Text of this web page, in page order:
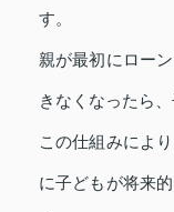
す。
親が最初にロー
きなくなったら
この仕組みによ
に子どもが将来